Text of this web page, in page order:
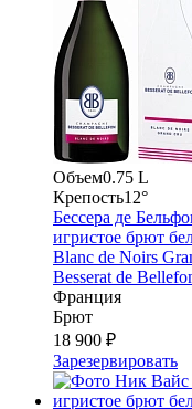
Объем0.75 L
Крепость12°
Бессера де
игристое брют
Blanc de Noirs
Besserat de
Франция
Брют
18 900 ₽
Зарезервировать